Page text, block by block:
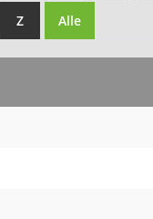
Z Alle